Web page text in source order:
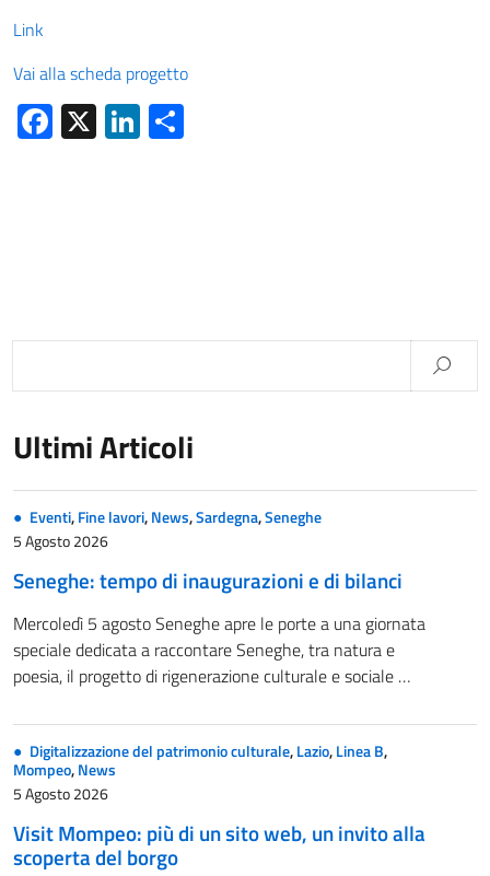
Link
Vai alla scheda progetto
Facebook
X LinkedIn
Ultimi Articoli
Eventi,Fine lavori,News,Sardegna,Seneghe
5 Agosto 2026
Seneghe: tempo di inaugurazioni e di bilanci
Mercoledì 5 agosto Seneghe apre le porte a una giornata
speciale dedicata a raccontare Seneghe, tra natura e
poesia, il progetto di rigenerazione culturale e sociale …
Digitalizzazione del patrimonio culturale,Lazio,Linea B,
Mompeo,News
5 Agosto 2026
Visit Mompeo: più di un sito web, un invito alla
scoperta del borgo